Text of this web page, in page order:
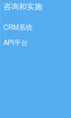
咨询和实施
CRM系统
API平台